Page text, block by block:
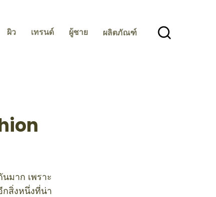
ผิว เทรนด์ ผู้ชาย ผลิตภัณฑ์
มาก เพราะ
กสิ่งหนึ่งที่น่า